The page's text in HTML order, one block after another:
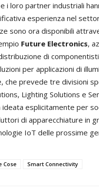
i loro partner industriali
esperienza nel
sono ora disponibili
Future Electronics,
di
per applicazioni di
che prevede tre divisioni
Lighting Solutions e
esplicitamente per
di apparecchiature in
IoT delle prossime
Cose Smart Connectivity